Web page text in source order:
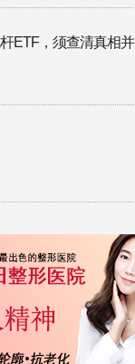
ETF，须查清真相并